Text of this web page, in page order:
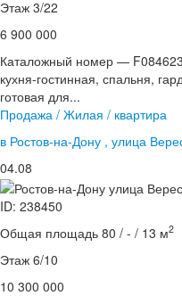
Этаж 3/22
6 900 000
Каталожный номер —
кухня-гостинная, спальня,
готовая для...
Продажа / Жилая / квартира
в Ростов-на-Дону , улица
04.08
ID: 238450
Общая площадь 80 / - / 13 м2
Этаж 6/10
10 300 000